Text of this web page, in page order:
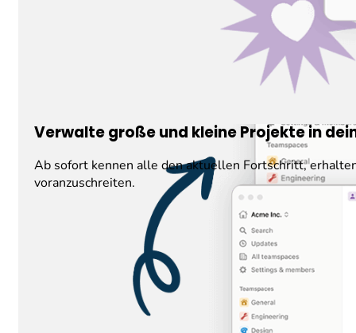
Verwalte große und kleine Projekte in
Ab sofort kennen alle den aktuellen Fortschritt,
voranzuschreiten.